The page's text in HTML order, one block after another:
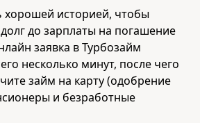
хорошей историей, чтобы
до зарплаты на погашение
заявка в Турбозайм
несколько минут, после чего
займ на карту (одобрение
и безработные